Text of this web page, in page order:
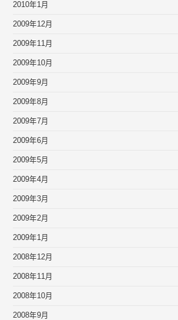
2010年1月
2009年12月
2009年11月
2009年10月
2009年9月
2009年8月
2009年7月
2009年6月
2009年5月
2009年4月
2009年3月
2009年2月
2009年1月
2008年12月
2008年11月
2008年10月
2008年9月